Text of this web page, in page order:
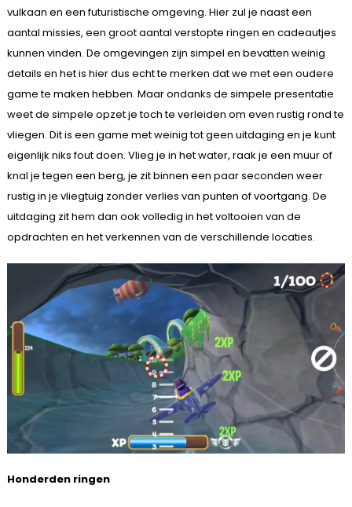
vulkaan en een futuristische omgeving. Hier zul je naast een
aantal missies, een groot aantal verstopte ringen en cadeautjes
kunnen vinden. De omgevingen zijn simpel en bevatten weinig
details en het is hier dus echt te merken dat we met een oudere
game te maken hebben. Maar ondanks de simpele presentatie
weet de simpele opzet je toch te verleiden om even rustig rond te
vliegen. Dit is een game met weinig tot geen uitdaging en je kunt
eigenlijk niks fout doen. Vlieg je in het water, raak je een muur of
knal je tegen een berg, je zit binnen een paar seconden weer
rustig in je vliegtuig zonder verlies van punten of voortgang. De
uitdaging zit hem dan ook volledig in het voltooien van de
opdrachten en het verkennen van de verschillende locaties.
Honderden ringen